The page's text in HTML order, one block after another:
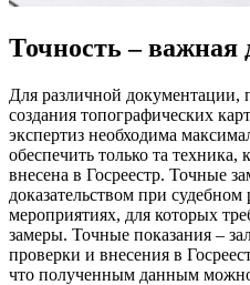
Точность – важная
Для различной документации,
создания топографических
экспертиз необходима
обеспечить только та
внесена в Госреестр. Точные
доказательством при судебном
мероприятиях, для которых
замеры. Точные показания –
проверки и внесения в
что полученным данным можно